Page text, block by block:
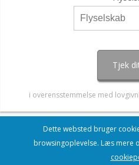
Tjek
i overensstemmelse med
Dette websted bruger
browsingoplevelse. Læs mere